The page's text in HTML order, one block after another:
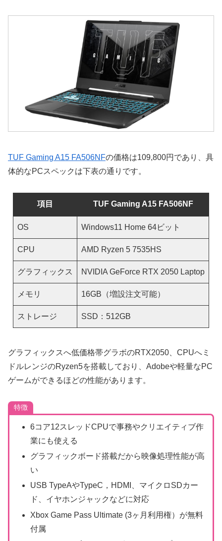
TUF Gaming A15 FA506NFの価格は109,800円であり、具
体的なPCスペックは下表の通りです。
項目 TUF Gaming A15 FA506NF
OS Windows11 Home 64ビット
CPU AMD Ryzen 5 7535HS
グラフィックス NVIDIA GeForce RTX 2050 Laptop
メモリ 16GB（増設注文可能）
ストレージ SSD：512GB
グラフィックスへ低価格帯グラボのRTX2050、CPUへミ
ドルレンジのRyzen5を搭載しており、Adobeや軽量なPC
ゲームができるほどの性能があります。
特徴
6コア12スレッドCPUで事務やクリエイティブ作
業にも使える
グラフィックボード搭載だから映像処理性能が高
い
USB TypeAやTypeC，HDMI、マイクロSDカー
ド、イヤホンジャックなどに対応
Xbox Game Pass Ultimate (3ヶ月利用権）が無料
付属